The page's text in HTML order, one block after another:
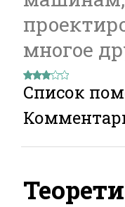
многое
Список